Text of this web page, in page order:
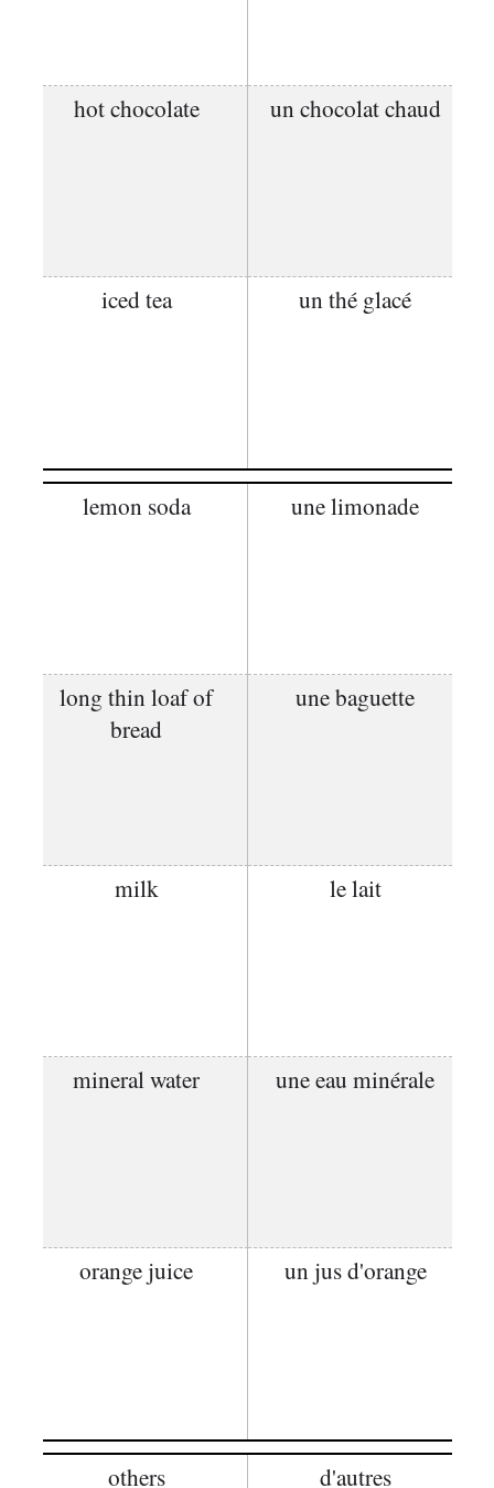
hot chocolate un chocolat chaud
iced tea un thé glacé
lemon soda une limonade
long thin loaf of
bread
une baguette
milk le lait
mineral water une eau minérale
orange juice un jus d'orange
others d'autres